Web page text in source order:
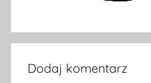
Dodaj komentarz